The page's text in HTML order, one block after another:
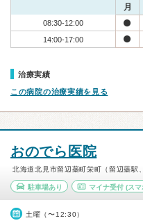
月
08:30-12:00
14:00-17:00
治療実績
この病院の治療実績を見る
おのでら医院
北海道北見市留辺蘂町栄町（留辺蘂駅
駐車場あり マイナ受付(スマ
土曜（〜12:30）